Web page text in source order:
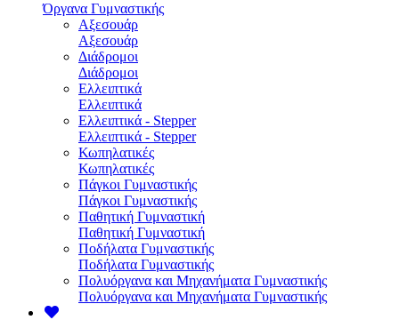
Όργανα Γυμναστικής
Αξεσουάρ
Αξεσουάρ
Διάδρομοι
Διάδρομοι
Ελλειπτικά
Ελλειπτικά
Ελλειπτικά - Stepper
Ελλειπτικά - Stepper
Κωπηλατικές
Κωπηλατικές
Πάγκοι Γυμναστικής
Πάγκοι Γυμναστικής
Παθητική Γυμναστική
Παθητική Γυμναστική
Ποδήλατα Γυμναστικής
Ποδήλατα Γυμναστικής
Πολυόργανα και Μηχανήματα Γυμναστικής
Πολυόργανα και Μηχανήματα Γυμναστικής